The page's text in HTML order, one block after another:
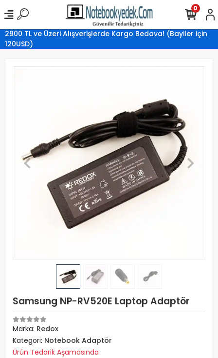
2900 TL ve Üzeri Alışverişlerde Kargo Bedava! (Bayiler için
120USD)
0
Samsung NP-RV520E Laptop Adaptör
Marka: Redox
Kategori: Notebook Adaptör
Ürün Tedarik Aşamasında